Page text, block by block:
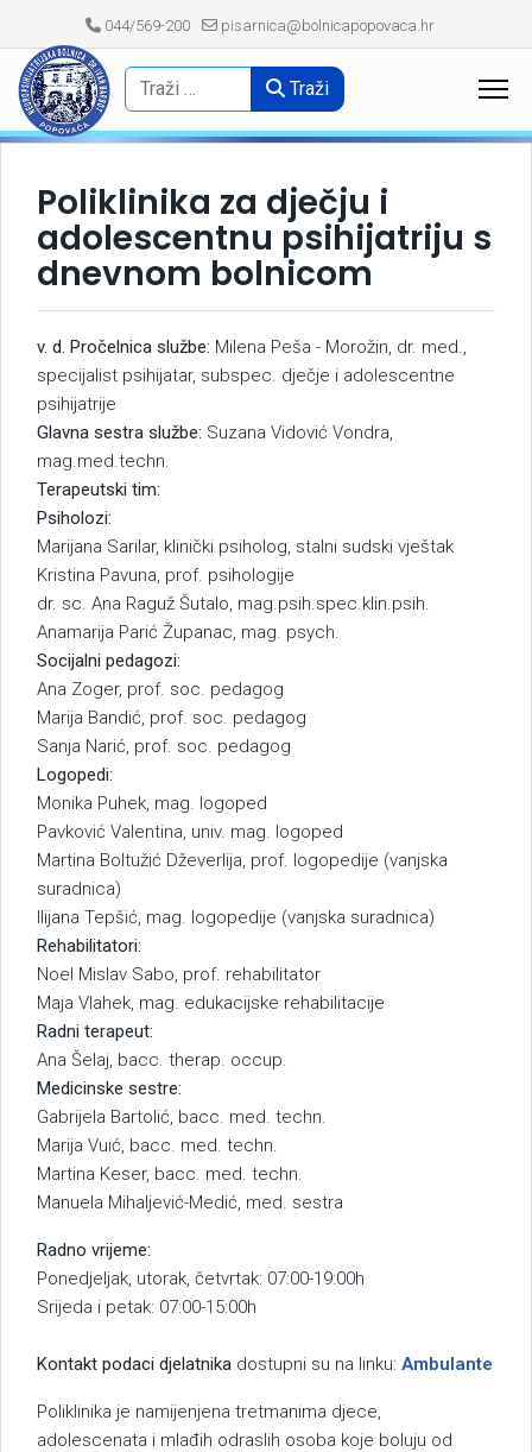
044/569-200 pisarnica@bolnicapopovaca.hr
Traži
Poliklinika za dječju i
adolescentnu psihijatriju s
dnevnom bolnicom
v. d. Pročelnica službe: Milena Peša - Morožin, dr. med.,
specijalist psihijatar, subspec. dječje i adolescentne
psihijatrije
Glavna sestra službe: Suzana Vidović Vondra,
mag.med.techn.
Terapeutski tim:
Psiholozi:
Marijana Sarilar, klinički psiholog, stalni sudski vještak
Kristina Pavuna, prof. psihologije
dr. sc. Ana Raguž Šutalo, mag.psih.spec.klin.psih.
Anamarija Parić Županac, mag. psych.
Socijalni pedagozi:
Ana Zoger, prof. soc. pedagog
Marija Bandić, prof. soc. pedagog
Sanja Narić, prof. soc. pedagog
Logopedi:
Monika Puhek, mag. logoped
Pavković Valentina, univ. mag. logoped
Martina Boltužić Dževerlija, prof. logopedije (vanjska
suradnica)
Ilijana Tepšić, mag. logopedije (vanjska suradnica)
Rehabilitatori:
Noel Mislav Sabo, prof. rehabilitator
Maja Vlahek, mag. edukacijske rehabilitacije
Radni terapeut:
Ana Šelaj, bacc. therap. occup.
Medicinske sestre:
Gabrijela Bartolić, bacc. med. techn.
Marija Vuić, bacc. med. techn.
Martina Keser, bacc. med. techn.
Manuela Mihaljević-Medić, med. sestra
Radno vrijeme:
Ponedjeljak, utorak, četvrtak: 07:00-19:00h
Srijeda i petak: 07:00-15:00h
Kontakt podaci djelatnika dostupni su na linku: Ambulante
Poliklinika je namijenjena tretmanima djece,
adolescenata i mlađih odraslih osoba koje boluju od